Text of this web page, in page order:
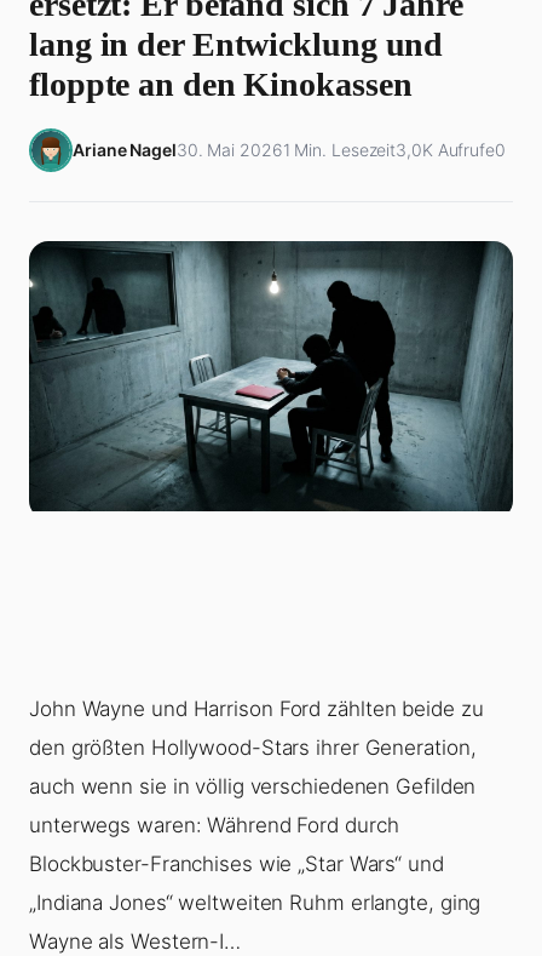
lang in der Entwicklung und
floppte an den Kinokassen
Ariane Nagel30. Mai 20261 Min. Lesezeit3,0K Aufrufe0
John Wayne und Harrison Ford zählten beide zu
den größten Hollywood-Stars ihrer Generation,
auch wenn sie in völlig verschiedenen Gefilden
unterwegs waren: Während Ford durch
Blockbuster-Franchises wie „Star Wars“ und
„Indiana Jones“ weltweiten Ruhm erlangte, ging
Wayne als Western-I…